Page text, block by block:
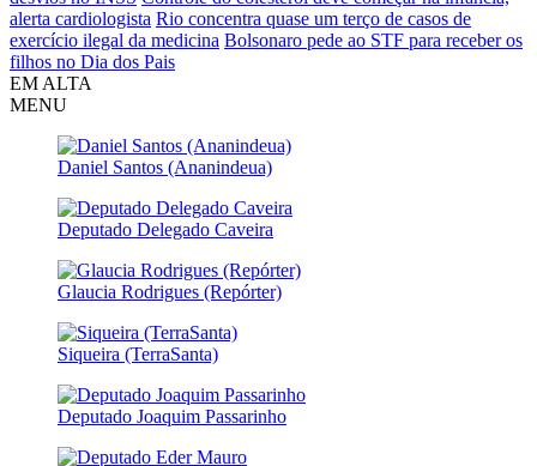
alerta cardiologista Rio concentra quase um terço de casos de
exercício ilegal da medicina Bolsonaro pede ao STF para receber os
filhos no Dia dos Pais
EM ALTA
MENU
Daniel Santos (Ananindeua)
Deputado Delegado Caveira
Glaucia Rodrigues (Repórter)
Siqueira (TerraSanta)
Deputado Joaquim Passarinho